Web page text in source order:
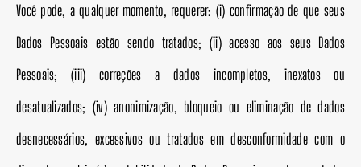
Você pode, a qualquer momento, requerer: (i) confirmação de que seus
Dados Pessoais estão sendo tratados; (ii) acesso aos seus Dados
Pessoais; (iii) correções a dados incompletos, inexatos ou
desatualizados; (iv) anonimização, bloqueio ou eliminação de dados
desnecessários, excessivos ou tratados em desconformidade com o